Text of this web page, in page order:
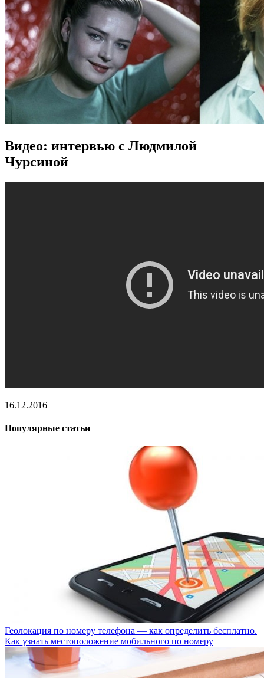
Видео: интервью с Людмилой
Чурсиной
16.12.2016
Популярные статьи
Геолокация по номеру телефона — как определить бесплатно.
Как узнать местоположение мобильного по номеру